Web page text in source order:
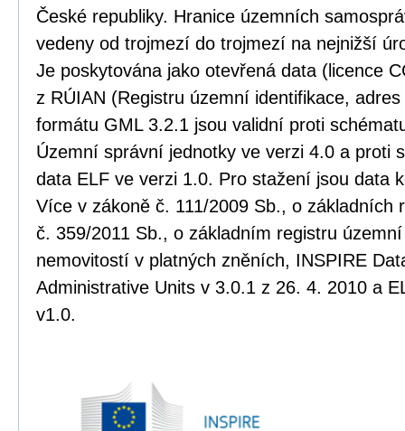
České republiky. Hranice územních
vedeny od trojmezí do trojmezí na nejnižší
Je poskytována jako otevřená data (licence
z RÚIAN (Registru územní identifikace,
formátu GML 3.2.1 jsou validní proti
Územní správní jednotky ve verzi 4.0 a proti
data ELF ve verzi 1.0. Pro stažení jsou data
Více v zákoně č. 111/2009 Sb., o základních
č. 359/2011 Sb., o základním registru
nemovitostí v platných zněních, INSPIRE
Administrative Units v 3.0.1 z 26. 4. 2010 a
v1.0.